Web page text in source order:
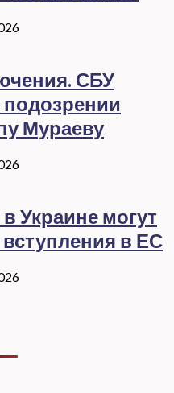
СБУ
Мураеву
Украине могут
в ЕС